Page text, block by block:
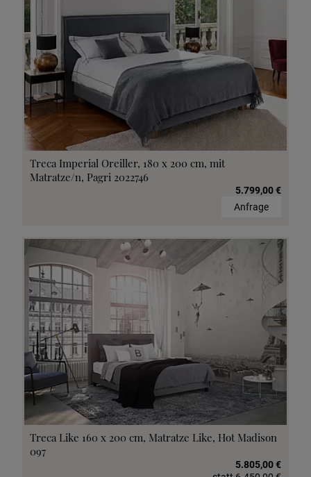
Treca Imperial Oreiller, 180 x 200 cm, mit
Matratze/n, Pagri 2022746
5.799,00 €
Anfrage
Treca Like 160 x 200 cm, Matratze Like, Hot Madison
097
5.805,00 €